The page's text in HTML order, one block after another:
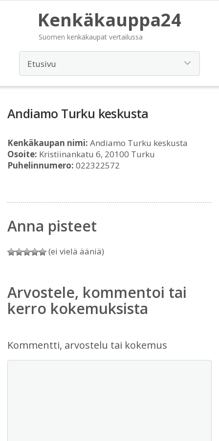
Kenkäkauppa24
Suomen kenkäkaupat vertailussa
Andiamo Turku keskusta
Kenkäkaupan nimi: Andiamo Turku keskusta
Osoite: Kristiinankatu 6, 20100 Turku
Puhelinnumero: 022322572
Anna pisteet
(ei vielä ääniä)
Arvostele, kommentoi tai
kerro kokemuksista
Kommentti, arvostelu tai kokemus